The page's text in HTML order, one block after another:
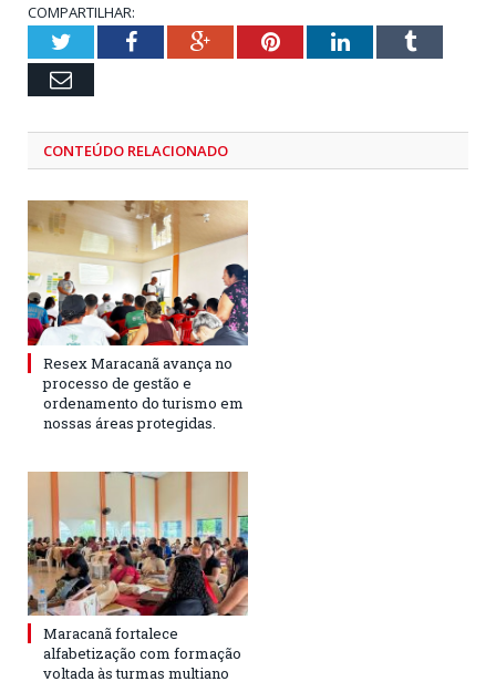
COMPARTILHAR:
TwitterFacebookGoogle+PinterestLinkedInTumblr
Email
CONTEÚDO RELACIONADO
Resex Maracanã avança no
processo de gestão e
ordenamento do turismo em
nossas áreas protegidas.
Maracanã fortalece
alfabetização com formação
voltada às turmas multiano